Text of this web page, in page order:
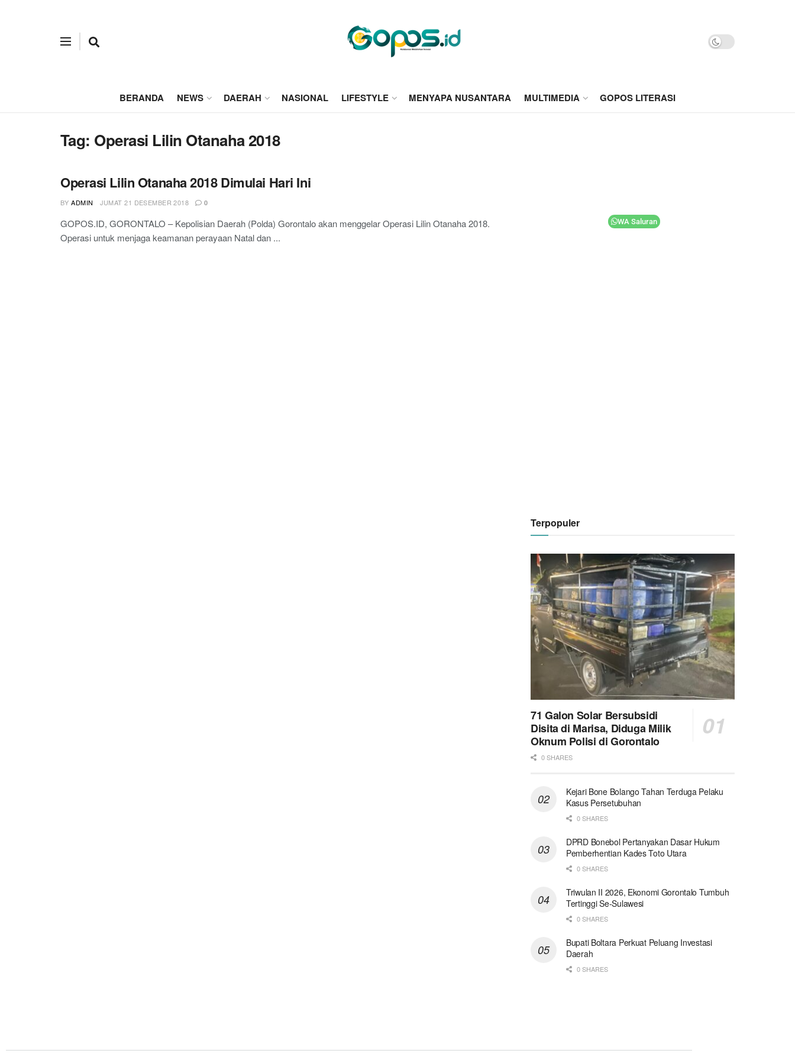
BERANDA NEWS DAERAH NASIONAL LIFESTYLE MENYAPA NUSANTARA MULTIMEDIA GOPOS LITERASI
Tag: Operasi Lilin Otanaha 2018
Operasi Lilin Otanaha 2018 Dimulai Hari Ini
BY ADMIN JUMAT 21 DESEMBER 2018 0
GOPOS.ID, GORONTALO – Kepolisian Daerah (Polda) Gorontalo akan menggelar Operasi Lilin Otanaha 2018.
Operasi untuk menjaga keamanan perayaan Natal dan ...
Terpopuler
71 Galon Solar Bersubsidi
Disita di Marisa, Diduga Milik
Oknum Polisi di Gorontalo
0 SHARES
Kejari Bone Bolango Tahan Terduga Pelaku
Kasus Persetubuhan
0 SHARES
DPRD Bonebol Pertanyakan Dasar Hukum
Pemberhentian Kades Toto Utara
0 SHARES
Triwulan II 2026, Ekonomi Gorontalo Tumbuh
Tertinggi Se-Sulawesi
0 SHARES
Bupati Boltara Perkuat Peluang Investasi
Daerah
0 SHARES
WA Saluran